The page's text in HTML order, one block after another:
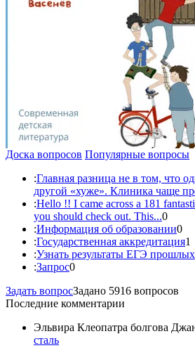
Доска вопросов Популярные вопросы
:Главная разница не в том, что
другой «хуже». Клиника чаще
:Hello !! I came across a 181
you should check out. This...0
:Информация об образовании0
:Государственная аккредитация1
:Узнать результаты ЕГЭ
:Запрос0
Задать вопросЗадано 5916 вопросов
Последние комментарии
Эльвира Клеопатра болгова
сталь